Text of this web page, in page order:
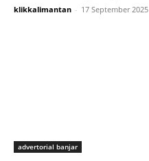
klikkalimantan - 17 September 2025
advertorial banjar